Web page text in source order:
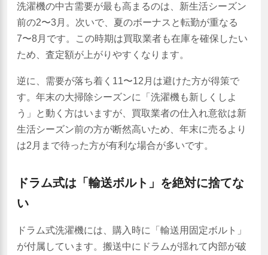
洗濯機の中古需要が最も高まるのは、新生活シーズン
前の2〜3月。次いで、夏のボーナスと転勤が重なる
7〜8月です。この時期は買取業者も在庫を確保したい
ため、査定額が上がりやすくなります。
逆に、需要が落ち着く11〜12月は避けた方が得策で
す。年末の大掃除シーズンに「洗濯機も新しくしよ
う」と動く方はいますが、買取業者の仕入れ意欲は新
生活シーズン前の方が断然高いため、年末に売るより
は2月まで待った方が有利な場合が多いです。
ドラム式は「輸送ボルト」を絶対に捨てな
い
ドラム式洗濯機には、購入時に「輸送用固定ボルト」
が付属しています。搬送中にドラムが揺れて内部が破